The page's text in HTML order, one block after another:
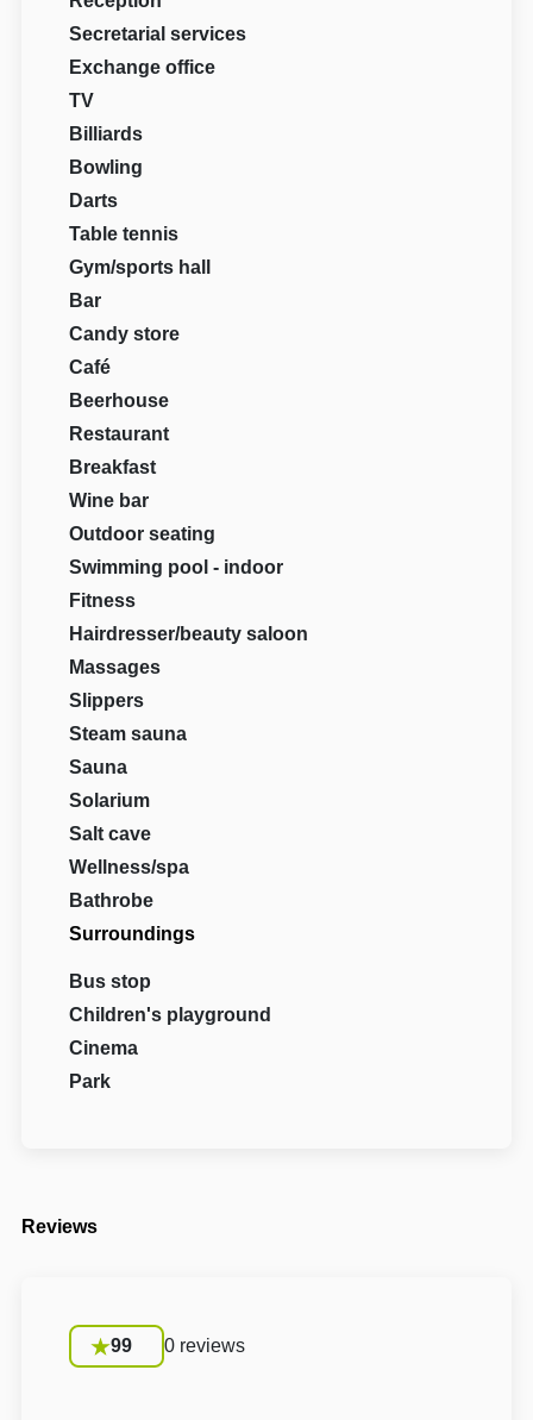
Secretarial services
Exchange office
TV
Billiards
Bowling
Darts
Table tennis
Gym/sports hall
Bar
Candy store
Café
Beerhouse
Restaurant
Breakfast
Wine bar
Outdoor seating
Swimming pool - indoor
Fitness
Hairdresser/beauty saloon
Massages
Slippers
Steam sauna
Sauna
Solarium
Salt cave
Wellness/spa
Bathrobe
Surroundings
Bus stop
Children's playground
Cinema
Park
Reviews
99 0 reviews